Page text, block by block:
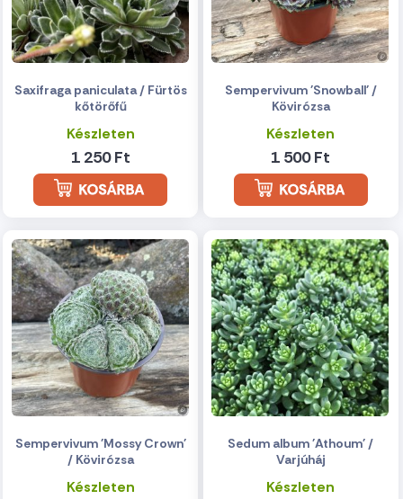
Saxifraga paniculata / Fürtös
kőtörőfű
Készleten
1 250 Ft
Sempervivum 'Snowball' /
Kövirózsa
Készleten
1 500 Ft
Sempervivum 'Mossy Crown'
/ Kövirózsa
Készleten
Sedum album 'Athoum' /
Varjúháj
Készleten